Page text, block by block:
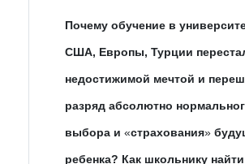
Почему обучение в
США, Европы, Турции
недостижимой мечтой и
разряд абсолютно
выбора и «страхования»
ребенка? Как школьнику